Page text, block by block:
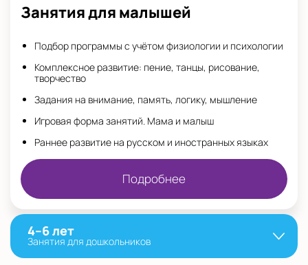
Занятия для малышей
Подбор программы с учётом физиологии и психологии
Комплексное развитие: пение, танцы, рисование,
творчество
Задания на внимание, память, логику, мышление
Игровая форма занятий. Мама и малыш
Раннее развитие на русском и иностранных языках
Подробнее
4–6 лет
Занятия для дошкольников